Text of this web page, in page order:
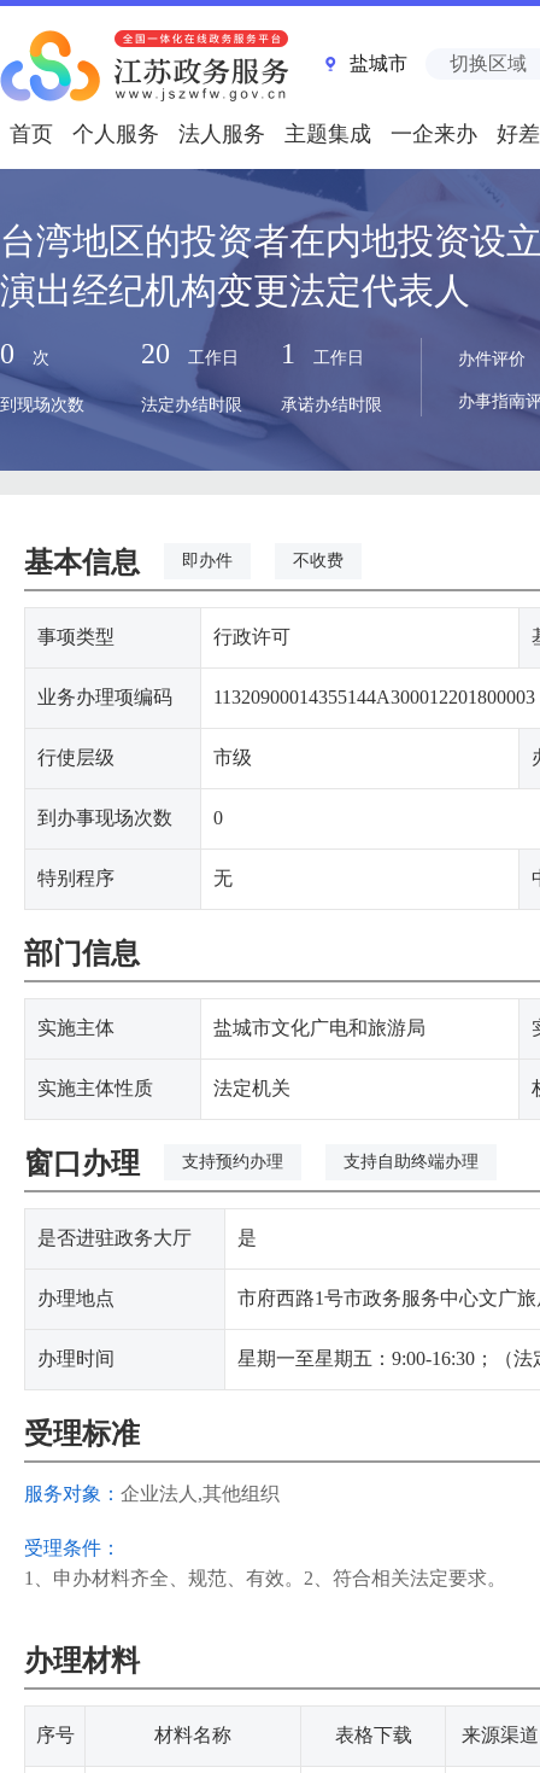
盐城市 切换区域
首页 个人服务 法人服务 主题集成 一企来办 好
台湾地区的投资者在内地投资设
演出经纪机构变更法定代表人
0 次
到现场次数
20 工作日
法定办结时限
1 工作日
承诺办结时限
办件评价
办事指南
基本信息 即办件 不收费
事项类型 行政许可
业务办理项编码 11320900014355144A300012201800003
行使层级 市级
到办事现场次数 0
特别程序 无
部门信息
实施主体 盐城市文化广电和旅游局
实施主体性质 法定机关
窗口办理 支持预约办理 支持自助终端办理
是否进驻政务大厅 是
办理地点 市府西路1号市政务服务中心文广
办理时间 星期一至星期五：9:00-16:30；（
受理标准
服务对象： 企业法人,其他组织
受理条件：
1、申办材料齐全、规范、有效。2、符合相关法定要求。
办理材料
序号 材料名称 表格下载 来源渠道